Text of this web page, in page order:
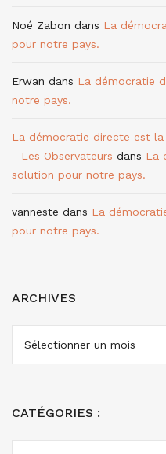
Noé Zabon dans La
pour notre pays.
Erwan dans La démocratie
notre pays.
La démocratie directe est
- Les Observateurs dans La
solution pour notre pays.
vanneste dans La
pour notre pays.
ARCHIVES
CATÉGORIES :